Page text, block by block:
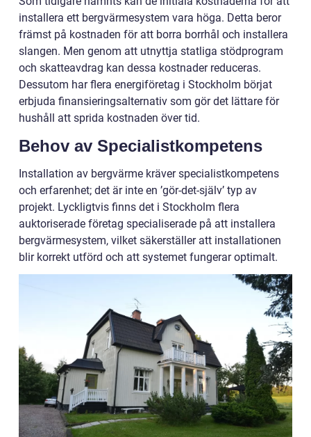
installera ett bergvärmesystem vara höga. Detta beror
främst på kostnaden för att borra borrhål och installera
slangen. Men genom att utnyttja statliga stödprogram
och skatteavdrag kan dessa kostnader reduceras.
Dessutom har flera energiföretag i Stockholm börjat
erbjuda finansieringsalternativ som gör det lättare för
hushåll att sprida kostnaden över tid.
Behov av Specialistkompetens
Installation av bergvärme kräver specialistkompetens
och erfarenhet; det är inte en ’gör-det-själv’ typ av
projekt. Lyckligtvis finns det i Stockholm flera
auktoriserade företag specialiserade på att installera
bergvärmesystem, vilket säkerställer att installationen
blir korrekt utförd och att systemet fungerar optimalt.